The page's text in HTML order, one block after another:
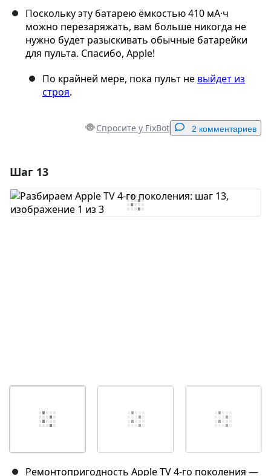
Поскольку эту батарею ёмкостью 410 мА·ч
можно перезаряжать, вам больше никогда не
нужно будет разыскивать обычные батарейки
для пульта. Спасибо, Apple!
По крайней мере, пока пульт не выйдет из
строя.
Спросите у FixBot 2 комментариев
Добавить комментарий
Шаг 13
Ремонтопригодность Apple TV 4-го поколения —